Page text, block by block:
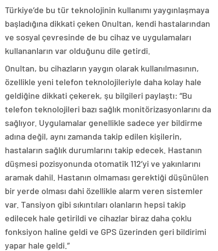
Türkiye’de bu tür teknolojinin kullanımı yaygınlaşmaya
başladığına dikkati çeken Onultan, kendi hastalarından
ve sosyal çevresinde de bu cihaz ve uygulamaları
kullananların var olduğunu dile getirdi.
Onultan, bu cihazların yaygın olarak kullanılmasının,
özellikle yeni telefon teknolojileriyle daha kolay hale
geldiğine dikkati çekerek, şu bilgileri paylaştı: “Bu
telefon teknolojileri bazı sağlık monitörizasyonlarını da
sağlıyor. Uygulamalar genellikle sadece yer bildirme
adına değil, aynı zamanda takip edilen kişilerin,
hastaların sağlık durumlarını takip edecek. Hastanın
düşmesi pozisyonunda otomatik 112’yi ve yakınlarını
aramak dahil. Hastanın olmaması gerektiği düşünülen
bir yerde olması dahi özellikle alarm veren sistemler
var. Tansiyon gibi sıkıntıları olanların hepsi takip
edilecek hale getirildi ve cihazlar biraz daha çoklu
fonksiyon haline geldi ve GPS üzerinden geri bildirimi
yapar hale geldi.”